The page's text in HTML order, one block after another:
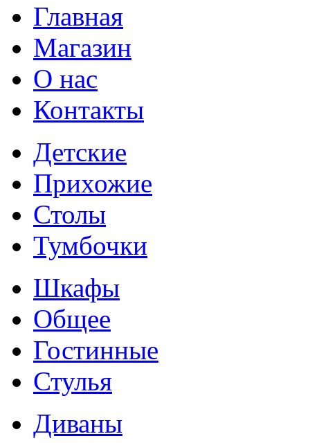
Главная
Магазин
О нас
Контакты
Детские
Прихожие
Столы
Тумбочки
Шкафы
Общее
Гостинные
Стулья
Диваны